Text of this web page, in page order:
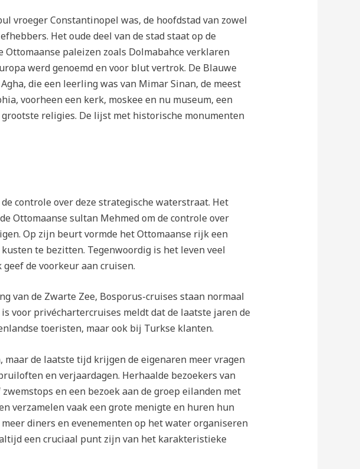
vroeger Constantinopel was, de hoofdstad van zowel
Het oude deel van de stad staat op de
paleizen zoals Dolmabahce verklaren
werd genoemd en voor blut vertrok. De Blauwe
die een leerling was van Mimar Sinan, de meest
voorheen een kerk, moskee en nu museum, een
religies. De lijst met historische monumenten
controle over deze strategische waterstraat. Het
Ottomaanse sultan Mehmed om de controle over
Op zijn beurt vormde het Ottomaanse rijk een
te bezitten. Tegenwoordig is het leven veel
de voorkeur aan cruisen.
van de Zwarte Zee, Bosporus-cruises staan ​​normaal
voor privéchartercruises meldt dat de laatste jaren de
toeristen, maar ook bij Turkse klanten.
maar de laatste tijd krijgen de eigenaren meer vragen
en verjaardagen. Herhaalde bezoekers van
en een bezoek aan de groep eilanden met
verzamelen vaak een grote menigte en huren hun
diners en evenementen op het water organiseren
een cruciaal punt zijn van het karakteristieke